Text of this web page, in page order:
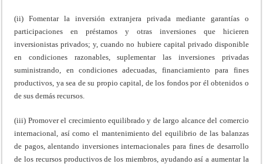
(ii) Fomentar la inversión extranjera privada mediante garantías o
participaciones en préstamos y otras inversiones que hicieren
inversionistas privados; y, cuando no hubiere capital privado disponible
en condiciones razonables, suplementar las inversiones privadas
suministrando, en condiciones adecuadas, financiamiento para fines
productivos, ya sea de su propio capital, de los fondos por él obtenidos o
de sus demás recursos.
(iii) Promover el crecimiento equilibrado y de largo alcance del comercio
internacional, así como el mantenimiento del equilibrio de las balanzas
de pagos, alentando inversiones internacionales para fines de desarrollo
de los recursos productivos de los miembros, ayudando así a aumentar la